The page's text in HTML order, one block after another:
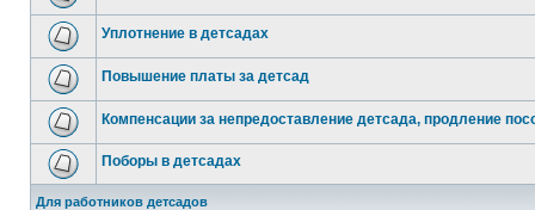
Уплотнение в детсадах
Повышение платы за детсад
Компенсации за непредоставление детсада, продление
Поборы в детсадах
Для работников детсадов